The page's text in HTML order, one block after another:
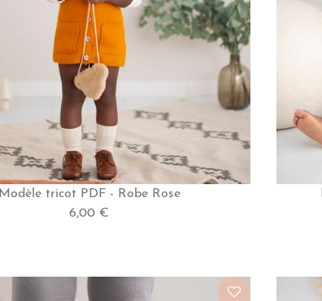
Modèle tricot PDF - Robe Rose
6,00 €